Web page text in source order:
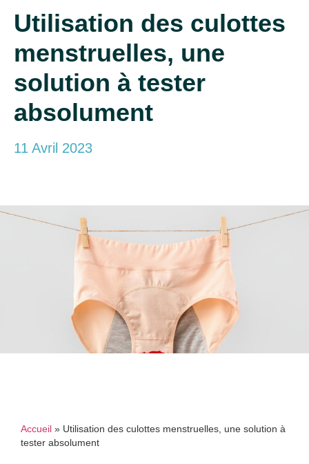
Utilisation des culottes
menstruelles, une
solution à tester
absolument
11 Avril 2023
Accueil » Utilisation des culottes menstruelles, une solution à
tester absolument